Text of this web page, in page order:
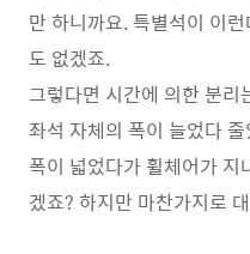
만 하니까요. 특별석이 이
도 없겠죠.
그렇다면 시간에 의한 분리
좌석 자체의 폭이 늘었다
폭이 넓었다가 휠체어가
겠죠? 하지만 마찬가지로